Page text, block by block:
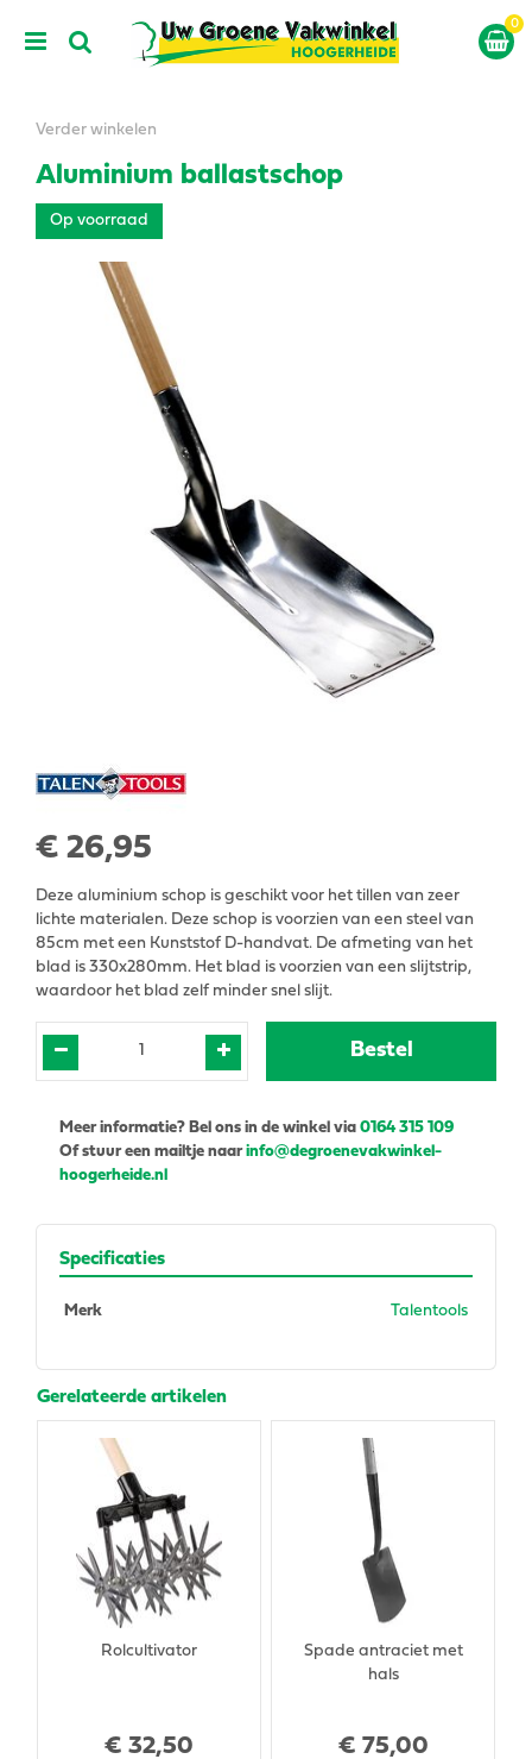
Verder winkelen
Aluminium ballastschop
Op voorraad
€ 26,95
Deze aluminium schop is geschikt voor het tillen van zeer
lichte materialen. Deze schop is voorzien van een steel van
85cm met een Kunststof D-handvat. De afmeting van het
blad is 330x280mm. Het blad is voorzien van een slijtstrip,
waardoor het blad zelf minder snel slijt.
Meer informatie? Bel ons in de winkel via 0164 315 109
Of stuur een mailtje naarinfo@degroenevakwinkel-
hoogerheide.nl
Specificaties
Merk Talentools
Gerelateerde artikelen
€ 32,50
Rolcultivator
€ 75,00
Spade antraciet met
hals